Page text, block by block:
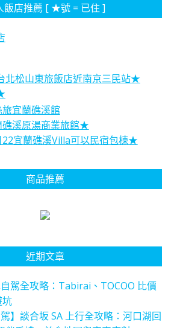
飯店推薦 [ ★號 = 已住 ]
北松山東旅飯店近南京三民站★
旅宜蘭礁溪館
礁溪原湯商業旅館★
22宜蘭礁溪Villa可以民宿包棟★
商品推薦
近期文章
駕全攻略：Tabirai、TOCOO 比價
坑
駕】談合坂 SA 上行全攻略：河口湖回